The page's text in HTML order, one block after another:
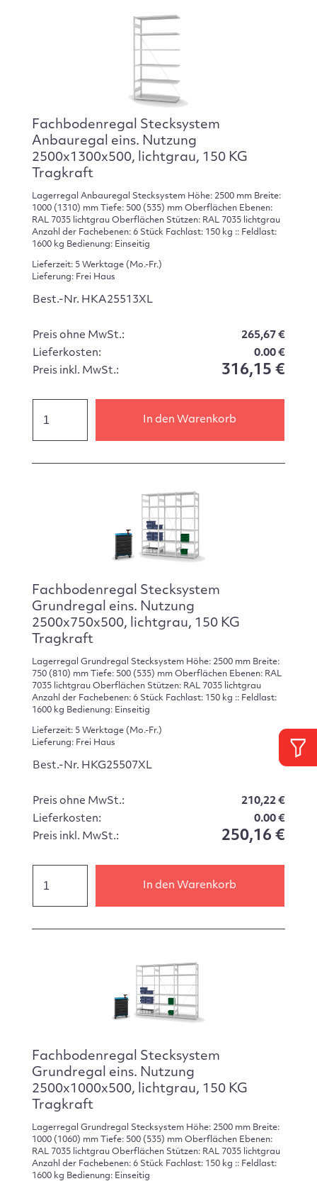
Fachbodenregal Stecksystem
Anbauregal eins. Nutzung
2500x1300x500, lichtgrau, 150 KG
Tragkraft
Lagerregal Anbauregal Stecksystem Höhe: 2500 mm Breite:
1000 (1310) mm Tiefe: 500 (535) mm Oberflächen Ebenen:
RAL 7035 lichtgrau Oberflächen Stützen: RAL 7035 lichtgrau
Anzahl der Fachebenen: 6 Stück Fachlast: 150 kg :: Feldlast:
1600 kg Bedienung: Einseitig
Lieferzeit: 5 Werktage (Mo.-Fr.)
Lieferung: Frei Haus
Best.-Nr. HKA25513XL
Preis ohne MwSt.:
265,67 €
Lieferkosten:
0.00 €
Preis inkl. MwSt.:
316,15 €
In den Warenkorb
Fachbodenregal Stecksystem
Grundregal eins. Nutzung
2500x750x500, lichtgrau, 150 KG
Tragkraft
Lagerregal Grundregal Stecksystem Höhe: 2500 mm Breite:
750 (810) mm Tiefe: 500 (535) mm Oberflächen Ebenen: RAL
7035 lichtgrau Oberflächen Stützen: RAL 7035 lichtgrau
Anzahl der Fachebenen: 6 Stück Fachlast: 150 kg :: Feldlast:
1600 kg Bedienung: Einseitig
Lieferzeit: 5 Werktage (Mo.-Fr.)
Lieferung: Frei Haus
Best.-Nr. HKG25507XL
Preis ohne MwSt.:
210,22 €
Lieferkosten:
0.00 €
Preis inkl. MwSt.:
250,16 €
In den Warenkorb
Fachbodenregal Stecksystem
Grundregal eins. Nutzung
2500x1000x500, lichtgrau, 150 KG
Tragkraft
Lagerregal Grundregal Stecksystem Höhe: 2500 mm Breite:
1000 (1060) mm Tiefe: 500 (535) mm Oberflächen Ebenen:
RAL 7035 lichtgrau Oberflächen Stützen: RAL 7035 lichtgrau
Anzahl der Fachebenen: 6 Stück Fachlast: 150 kg :: Feldlast:
1600 kg Bedienung: Einseitig